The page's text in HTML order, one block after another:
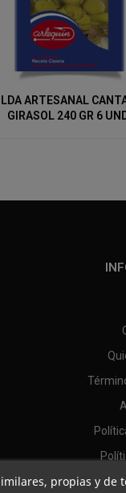
ARTESANAL
GIRASOL 240 GR 6
propias y